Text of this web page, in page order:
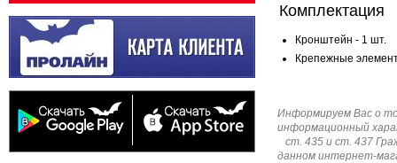
Комплектация
Кронштейн - 1 шт.
Крепежные
Информируем Вас о
информационный
ст. 435 и ст. 437
данном интернет-